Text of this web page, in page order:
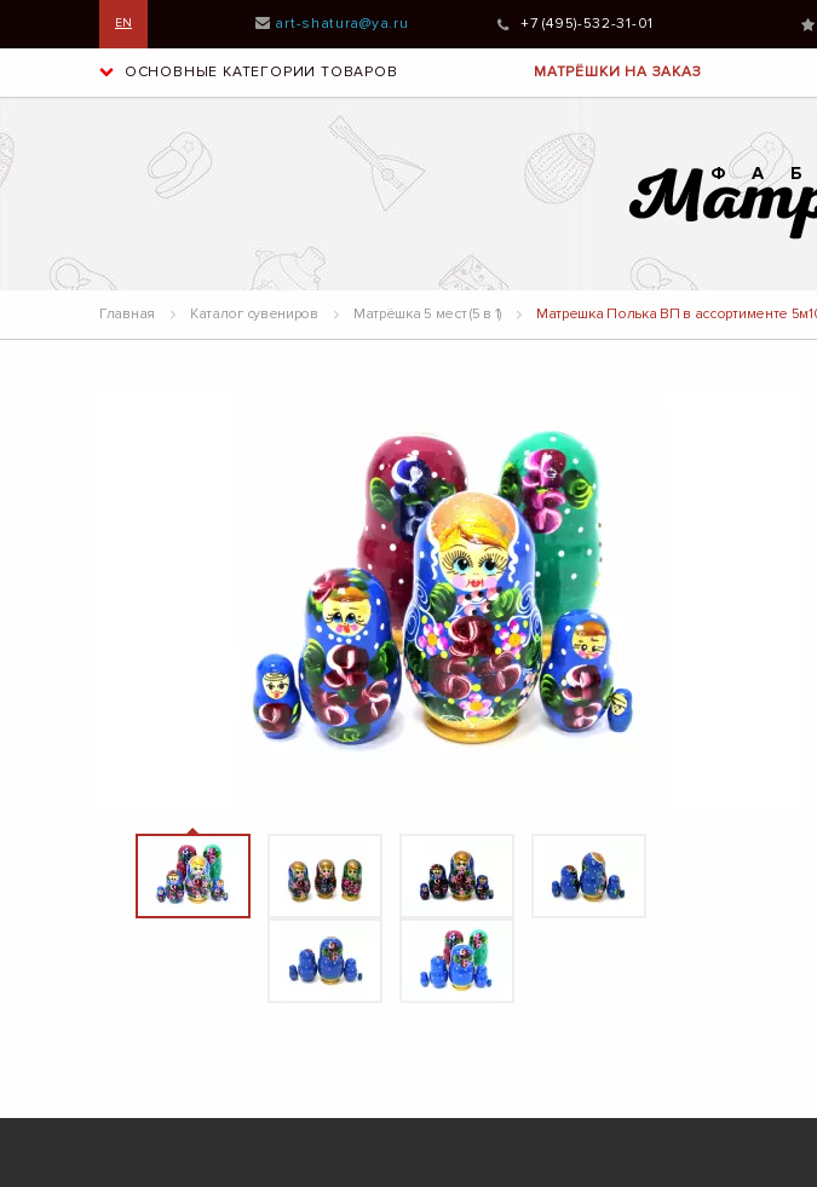
EN art-shatura@ya.ru +7 (495)-532-31-01
ОСНОВНЫЕ КАТЕГОРИИ ТОВАРОВ МАТРЁШКИ НА ЗАКАЗ
Главная Каталог сувениров Матрёшка 5 мест (5 в 1) Матрешка Полька ВП в ассортименте